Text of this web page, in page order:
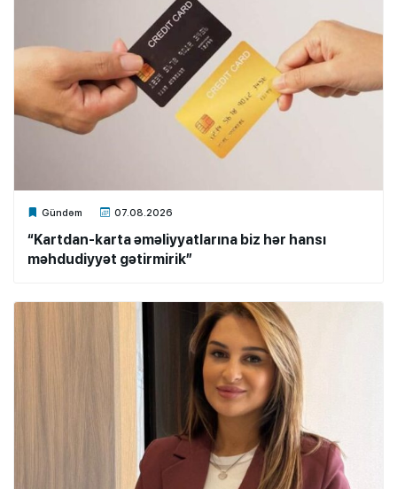
Gündəm 07.08.2026
Xalq.Online
“Kartdan-karta əməliyyatlarına biz hər hansı
məhdudiyyət gətirmirik”